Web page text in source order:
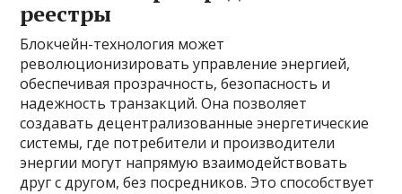
реестры
Блокчейн-технология может
революционизировать управление энергией,
обеспечивая прозрачность, безопасность и
надежность транзакций. Она позволяет
создавать децентрализованные энергетические
системы, где потребители и производители
энергии могут напрямую взаимодействовать
друг с другом, без посредников. Это способствует